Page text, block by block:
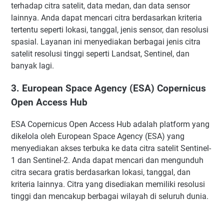
terhadap citra satelit, data medan, dan data sensor
lainnya. Anda dapat mencari citra berdasarkan kriteria
tertentu seperti lokasi, tanggal, jenis sensor, dan resolusi
spasial. Layanan ini menyediakan berbagai jenis citra
satelit resolusi tinggi seperti Landsat, Sentinel, dan
banyak lagi.
3. European Space Agency (ESA) Copernicus
Open Access Hub
ESA Copernicus Open Access Hub adalah platform yang
dikelola oleh European Space Agency (ESA) yang
menyediakan akses terbuka ke data citra satelit Sentinel-
1 dan Sentinel-2. Anda dapat mencari dan mengunduh
citra secara gratis berdasarkan lokasi, tanggal, dan
kriteria lainnya. Citra yang disediakan memiliki resolusi
tinggi dan mencakup berbagai wilayah di seluruh dunia.